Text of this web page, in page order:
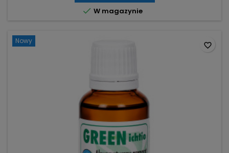
działania – przeciwpierwotniakowe, przeciwbakteryjne i...
 W magazynie
Nowy favorite_border